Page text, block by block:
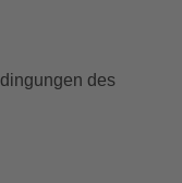
des